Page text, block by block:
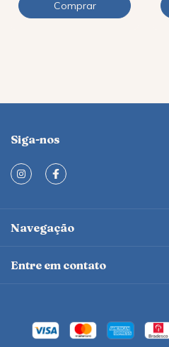
Siga-nos
Navegação
Entre em contato